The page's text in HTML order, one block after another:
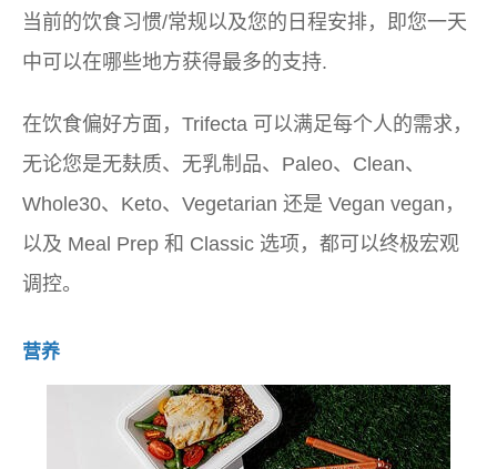
当前的饮食习惯/常规以及您的日程安排，即您一天
中可以在哪些地方获得最多的支持.
在饮食偏好方面，Trifecta 可以满足每个人的需求，
无论您是无麸质、无乳制品、Paleo、Clean、
Whole30、Keto、Vegetarian 还是 Vegan vegan，
以及 Meal Prep 和 Classic 选项，都可以终极宏观
调控。
营养